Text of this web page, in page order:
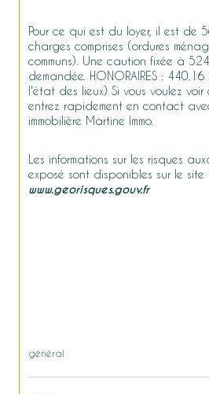
Pour ce qui est du loyer, il est de
charges comprises (ordures
communs). Une caution fixée à
demandée. HONORAIRES :
l'état des lieux) Si vous voulez
entrez rapidement en contact
immobilière Martine Immo.
Les informations sur les risques
exposé sont disponibles sur le site
www.georisques.gouv.fr
général